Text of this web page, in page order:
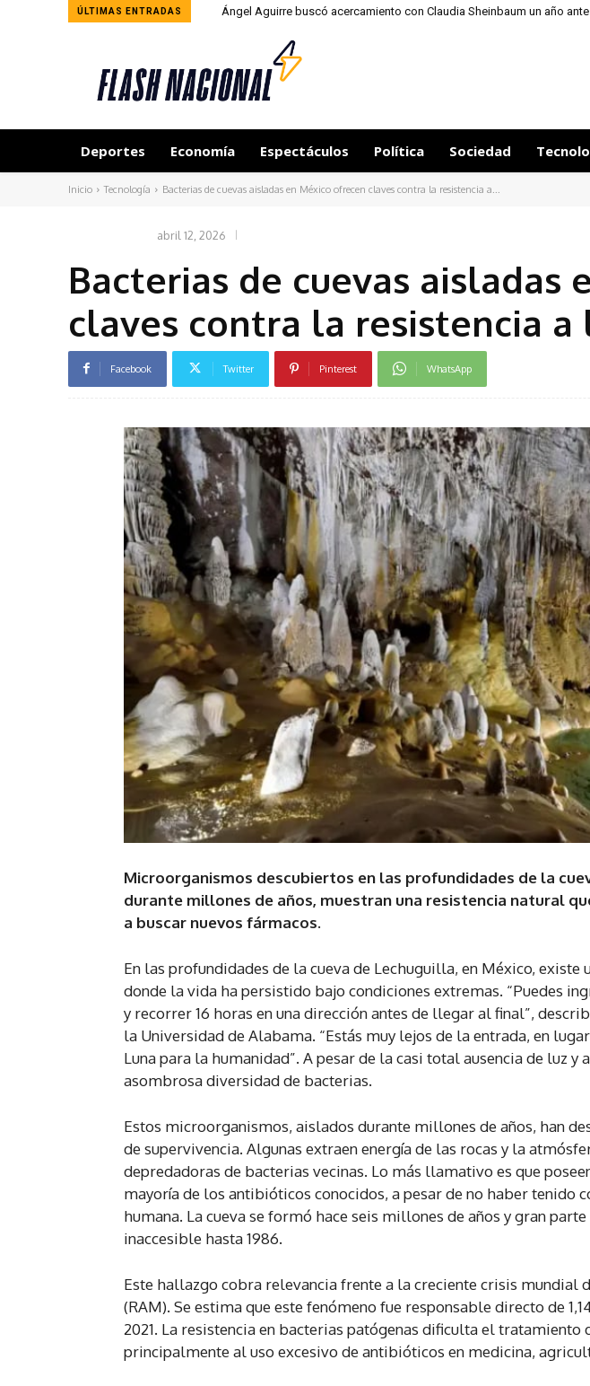
ÚLTIMAS ENTRADAS
Ángel Aguirre buscó acercamiento con Claudia Sheinbaum un año
Deportes Economía Espectáculos Política Sociedad
Inicio Tecnología Bacterias de cuevas aisladas en México ofrecen claves contra la resistencia a...
abril 12, 2026
Bacterias de cuevas aisladas
claves contra la resistencia
Facebook Twitter Pinterest WhatsApp
Microorganismos descubiertos en las profundidades de la
durante millones de años, muestran una resistencia natural
a buscar nuevos fármacos.
En las profundidades de la cueva de Lechuguilla, en México, existe
donde la vida ha persistido bajo condiciones extremas. “Puedes
y recorrer 16 horas en una dirección antes de llegar al final”,
la Universidad de Alabama. “Estás muy lejos de la entrada, en
Luna para la humanidad”. A pesar de la casi total ausencia de luz
asombrosa diversidad de bacterias.
Estos microorganismos, aislados durante millones de años, han
de supervivencia. Algunas extraen energía de las rocas y la
depredadoras de bacterias vecinas. Lo más llamativo es que
mayoría de los antibióticos conocidos, a pesar de no haber tenido
humana. La cueva se formó hace seis millones de años y gran
inaccesible hasta 1986.
Este hallazgo cobra relevancia frente a la creciente crisis mundial
(RAM). Se estima que este fenómeno fue responsable directo de
2021. La resistencia en bacterias patógenas dificulta el tratamiento
principalmente al uso excesivo de antibióticos en medicina,